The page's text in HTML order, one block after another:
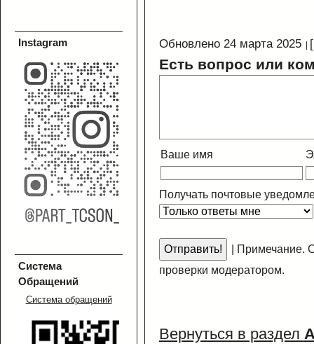
Instagram
Система
Обращений
Система обращений
Обновлено 24 марта 2025
Есть вопрос или
Ваше имя
Получать почтовые
Примечание.
проверки модератором.
Вернуться в раздел